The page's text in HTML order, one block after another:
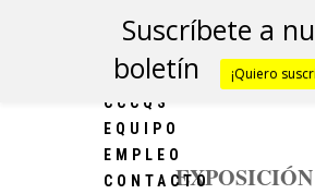
CCCQS
CCCQS
EQUIPO
EMPLEO
CONTACTOEXPOSICIÓN
Suscríbete a
boletín
¡Quiero